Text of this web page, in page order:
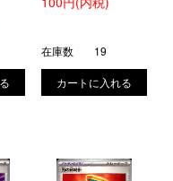
在庫数 19